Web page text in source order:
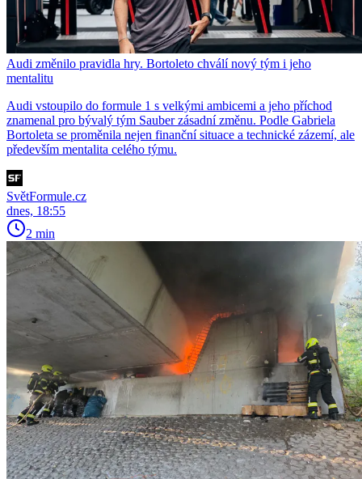
Audi změnilo pravidla hry. Bortoleto chválí nový tým i jeho
mentalitu
Audi vstoupilo do formule 1 s velkými ambicemi a jeho příchod
znamenal pro bývalý tým Sauber zásadní změnu. Podle Gabriela
Bortoleta se proměnila nejen finanční situace a technické zázemí, ale
především mentalita celého týmu.
SvětFormule.cz
dnes, 18:55
2 min